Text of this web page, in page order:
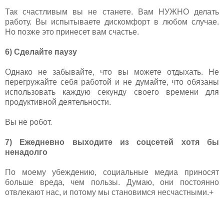
Так счастливым вы не станете. Вам НУЖНО делать
работу. Вы испытываете дискомфорт в любом случае.
Но позже это принесет вам счастье.
6) Сделайте паузу
Однако не забывайте, что вы можете отдыхать. Не
перегружайте себя работой и не думайте, что обязаны
использовать каждую секунду своего времени для
продуктивной деятельности.
Вы не робот.
7) Ежедневно выходите из соцсетей хотя бы
ненадолго
По моему убеждению, социальные медиа приносят
больше вреда, чем пользы. Думаю, они постоянно
отвлекают нас, и потому мы становимся несчастными.+